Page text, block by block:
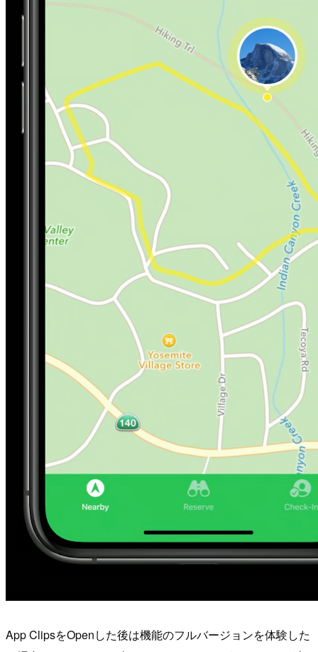
App ClipsをOpenした後は機能のフルバージョンを体験した